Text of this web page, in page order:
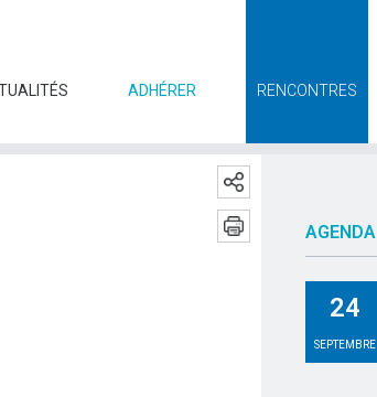
ADHÉRER RENCONTRES
AGENDA
24
SEPTEMBRE